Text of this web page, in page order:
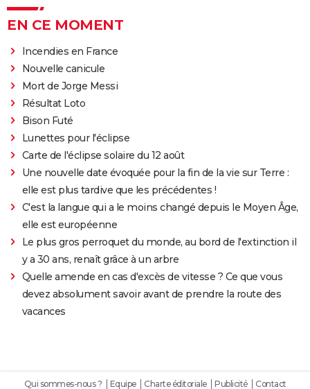
EN CE MOMENT
Incendies en France
Nouvelle canicule
Mort de Jorge Messi
Résultat Loto
Bison Futé
Lunettes pour l'éclipse
Carte de l'éclipse solaire du 12 août
Une nouvelle date évoquée pour la fin de la vie sur Terre :
elle est plus tardive que les précédentes !
C'est la langue qui a le moins changé depuis le Moyen Âge,
elle est européenne
Le plus gros perroquet du monde, au bord de l'extinction il
y a 30 ans, renaît grâce à un arbre
Quelle amende en cas d'excès de vitesse ? Ce que vous
devez absolument savoir avant de prendre la route des
vacances
Qui sommes-nous ? Equipe Charte éditoriale Publicité Contact